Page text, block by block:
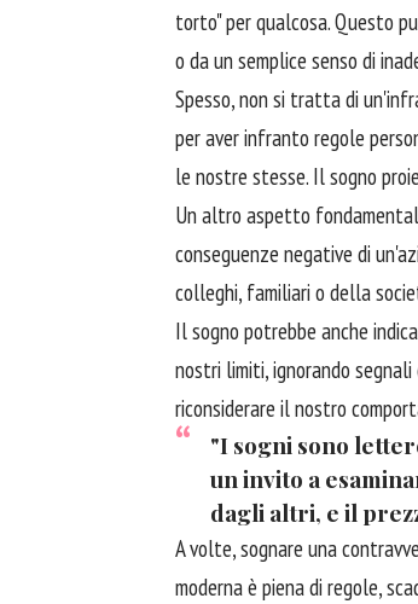
torto" per qualcosa. Questo
o da un semplice senso di
Spesso, non si tratta di
per aver infranto regole
le nostre stesse. Il sogno
Un altro aspetto
conseguenze negative di
colleghi, familiari o della
Il sogno potrebbe anche
nostri limiti, ignorando
riconsiderare il nostro
"I sogni sono
un invito a
dagli altri, e il
A volte, sognare una
moderna è piena di regole,